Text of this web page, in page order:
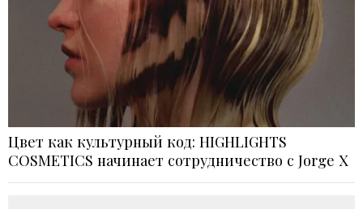
Цвет как культурный код: HIGHLIGHTS
COSMETICS начинает сотрудничество с Jorge X